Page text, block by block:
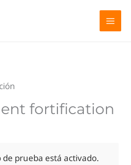
fortification
de prueba está activado.